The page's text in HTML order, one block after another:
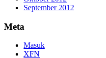
September 2012
Meta
Masuk
XFN